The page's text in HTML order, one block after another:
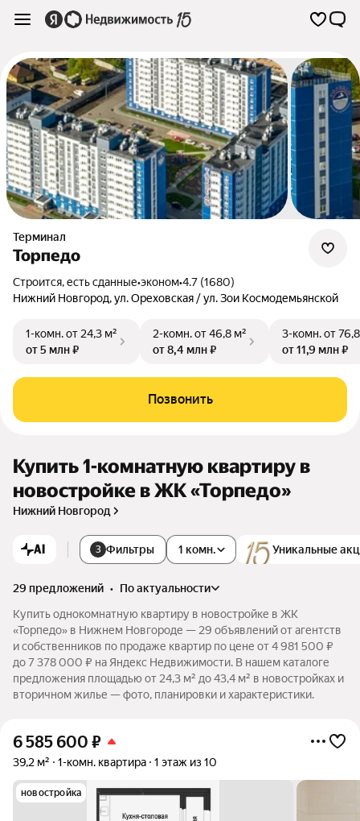
Терминал
Торпедо
Строится, есть сданные•эконом•4.7 (1680)
Нижний Новгород,ул. Ореховская / ул. Зои Космодемьянской
1-комн.от 24,3 м²
от 5 млн ₽
2-комн.от 46,8 м²
от 8,4 млн ₽
3-комн.от
от 11,9 млн ₽
Позвонить
Купить 1-комнатную квартиру в
новостройке в ЖК «Торпедо»
Нижний Новгород
AI 3 Фильтры Уникальные
1 комн.
29 предложений •
по актуальности
Купить однокомнатную квартиру в новостройке в ЖК
«Торпедо» в Нижнем Новгороде — 29 объявлений от агентств
и собственников по продаже квартир по цене от 4 981 500 ₽
до 7 378 000 ₽ на Яндекс Недвижимости. В нашем каталоге
предложения площадью от 24,3 м² до 43,4 м² в новостройках и
вторичном жилье — фото, планировки и характеристики.
6 585 600 ₽
39,2 м² 1-комн. квартира 1 этаж из 10
новостройка